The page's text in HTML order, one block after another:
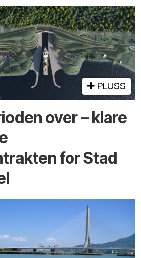
PLUSS
over – klare
for Stad